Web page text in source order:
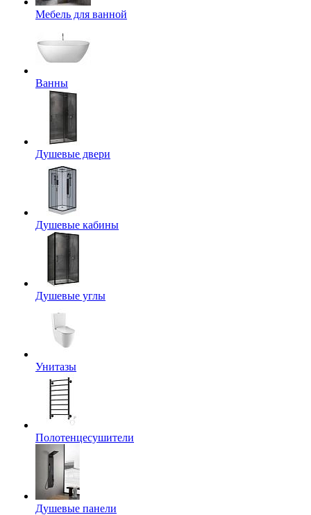
Мебель для ванной
Ванны
Душевые двери
Душевые кабины
Душевые углы
Унитазы
Полотенцесушители
Душевые панели